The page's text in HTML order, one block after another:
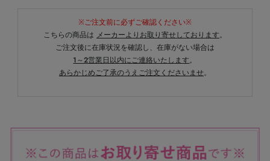
※ご注文前に必ずご確認ください※
こちらの商品は メーカーよりお取り寄せしております。
ご注文後に在庫状況を確認し、在庫がない場合は
1～2営業日以内にご連絡いたします。
あらかじめご了承のうえご注文くださいませ。